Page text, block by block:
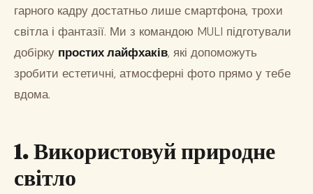
гарного кадру достатньо лише смартфона, трохи
світла і фантазії. Ми з командою MULI підготували
добірку простих лайфхаків, які допоможуть
зробити естетичні, атмосферні фото прямо у тебе
вдома.
1. Використовуй природне
світло